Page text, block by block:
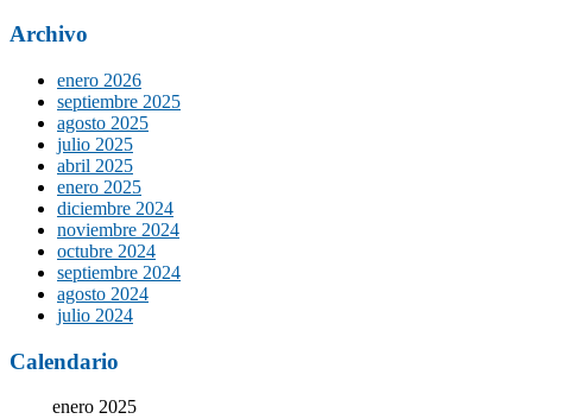
Archivo
enero 2026
septiembre 2025
agosto 2025
julio 2025
abril 2025
enero 2025
diciembre 2024
noviembre 2024
octubre 2024
septiembre 2024
agosto 2024
julio 2024
Calendario
enero 2025